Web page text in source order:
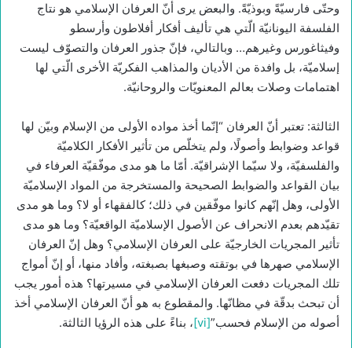
وحتّى فارسيّةً وبوذيّةً. والبعض يرى أنّ العرفان الإسلامي هو نتاج
الفلسفة اليونانيّة الّتي هي تأليف أفكار أفلاطون وأرسطو
وفيثاغورس وغيرهم… وبالتالي، فإنّ جذور العرفان والتصوّف ليست
إسلاميّة، بل وافدة من الأديان والمذاهب الفكريّة الأخرى الّتي لها
اهتمامات وصلات بعالم المعنويّات والروحانيّة.
الثالثة: تعتبر أنّ العرفان “إنّما أخذ مواده الأولى من الإسلام وبيّن لها
قواعد وضوابط وأصولًا، ولم يتخلّص من تأثير الأفكار الكلاميّة
والفلسفيّة، ولا سيّما الإشراقيّة. أمّا ما هو مدى موفّقيّة العرفاء في
بيان القواعد والضوابط الصحيحة والمستخرجة من المواد الإسلاميّة
الأولى، وهل إنّهم كانوا موفّقين في ذلك؛ كالفقهاء أو لا؟ وما هو مدى
تقيّدهم بعدم الانحراف عن الأصول الإسلاميّة الواقعيّة؟ وما هو مدى
تأثير المجريات الخارجيّة على العرفان الإسلامي؟ وهل إنّ العرفان
الإسلامي صهرها في بوتقته وصبغها بصبغته، وأفاد منها، أو إنّ أمواج
تلك المجريات دفعت العرفان الإسلامي في مسيرتها؟ هذه أمور يجب
أن تبحث بدقّة في مظانّها. والمقطوع به هو أنّ العرفان الإسلامي أخذ
أصوله من الإسلام فحسب”[vi] ، بناءً على هذه الرؤيا الثالثة.